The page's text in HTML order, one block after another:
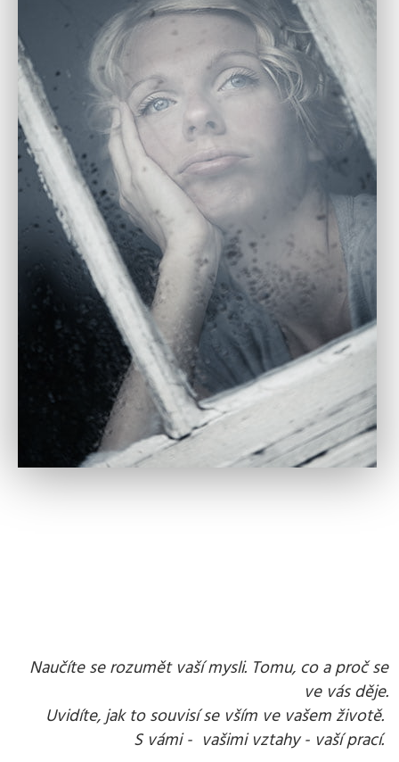
Naučíte se rozumět vaší mysli. Tomu, co a proč se
ve vás děje.
Uvidíte, jak to souvisí se vším ve vašem životě.
S vámi - vašimi vztahy - vaší prací.